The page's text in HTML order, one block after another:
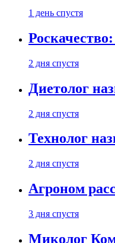
1 день спустя
2 дня спустя
Диетолог
2 дня спустя
Технолог
2 дня спустя
Агроном
3 дня спустя
Миколог